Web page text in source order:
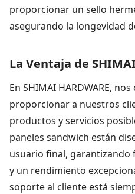
proporcionar un sello
asegurando la longevidad
La Ventaja de
En SHIMAI HARDWARE,
proporcionar a nuestros
productos y servicios
paneles sandwich están
usuario final, garantizando
y un rendimiento
soporte al cliente está